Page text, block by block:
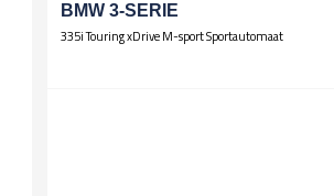
BMW 3-SERIE
335i Touring xDrive M-sport Sportautomaat